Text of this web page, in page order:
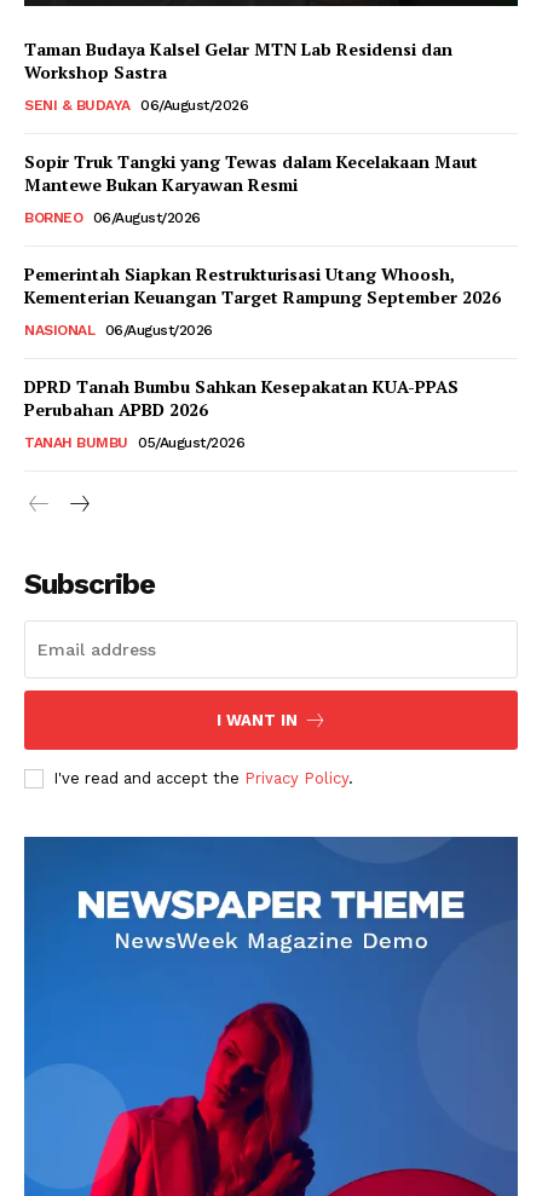
Taman Budaya Kalsel Gelar MTN Lab Residensi dan
Workshop Sastra
SENI & BUDAYA 06/August/2026
Sopir Truk Tangki yang Tewas dalam Kecelakaan Maut
Mantewe Bukan Karyawan Resmi
BORNEO 06/August/2026
Pemerintah Siapkan Restrukturisasi Utang Whoosh,
Kementerian Keuangan Target Rampung September 2026
NASIONAL 06/August/2026
DPRD Tanah Bumbu Sahkan Kesepakatan KUA-PPAS
Perubahan APBD 2026
TANAH BUMBU 05/August/2026
Subscribe
I WANT IN
I've read and accept the Privacy Policy.